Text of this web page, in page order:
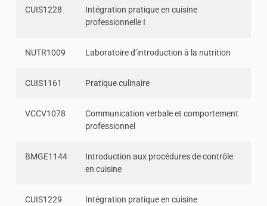
CUIS1228
Intégration pratique en cuisine
professionnelle I
NUTR1009 Laboratoire d’introduction à la nutrition
CUIS1161 Pratique culinaire
VCCV1078
Communication verbale et comportement
professionnel
BMGE1144
Introduction aux procédures de contrôle
en cuisine
CUIS1229
Intégration pratique en cuisine